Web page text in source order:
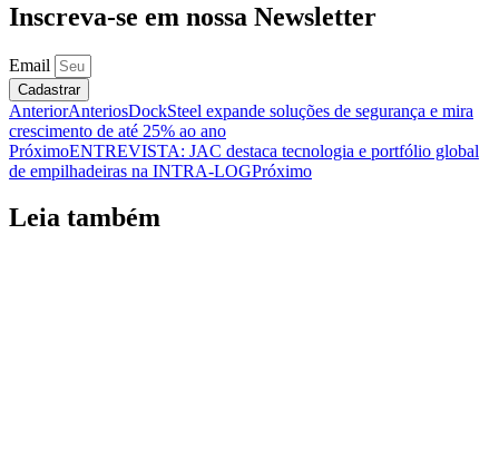
Inscreva-se em nossa Newsletter
Email
Cadastrar
AnteriorAnteriosDockSteel expande soluções de segurança e mira
crescimento de até 25% ao ano
PróximoENTREVISTA: JAC destaca tecnologia e portfólio global
de empilhadeiras na INTRA-LOGPróximo
Leia também